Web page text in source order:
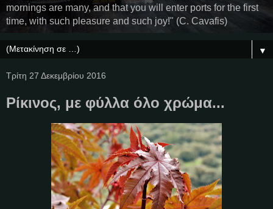
mornings are many, and that you will enter ports for the first
time, with such pleasure and such joy!" (C. Cavafis)
▼
Τρίτη 27 Δεκεμβρίου 2016
Ρίκινος, με φύλλα όλο χρώμα...